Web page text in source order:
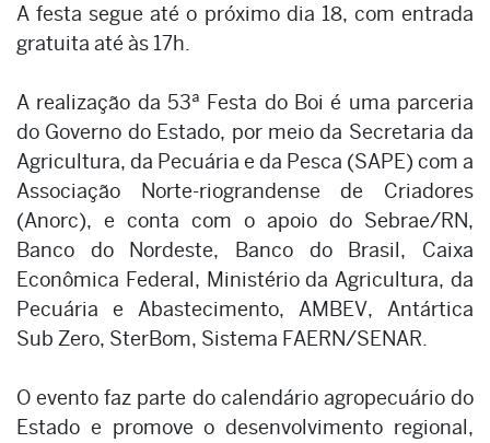
A festa segue até o próximo dia 18, com entrada
gratuita até às 17h.
A realização da 53ª Festa do Boi é uma parceria
do Governo do Estado, por meio da Secretaria da
Agricultura, da Pecuária e da Pesca (SAPE) com a
Associação Norte-riograndense de Criadores
(Anorc), e conta com o apoio do Sebrae/RN,
Banco do Nordeste, Banco do Brasil, Caixa
Econômica Federal, Ministério da Agricultura, da
Pecuária e Abastecimento, AMBEV, Antártica
Sub Zero, SterBom, Sistema FAERN/SENAR.
O evento faz parte do calendário agropecuário do
Estado e promove o desenvolvimento regional,